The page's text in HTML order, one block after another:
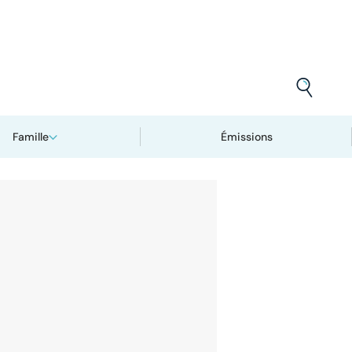
Famille Émissions